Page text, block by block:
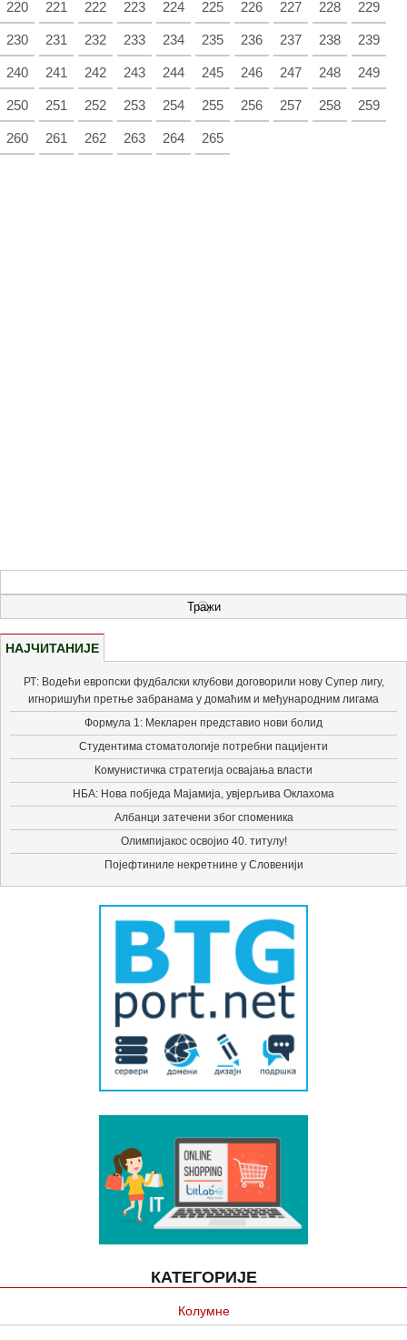
220 221 222 223 224 225 226 227 228 229
230 231 232 233 234 235 236 237 238 239
240 241 242 243 244 245 246 247 248 249
250 251 252 253 254 255 256 257 258 259
260 261 262 263 264 265
НАЈЧИТАНИЈЕ
РТ: Водећи европски фудбалски клубови договорили нову Супер лигу,
игноришући претње забранама у домаћим и међународним лигама
Формула 1: Мекларен представио нови болид
Студентима стоматологије потребни пацијенти
Комунистичка стратегија освајања власти
НБА: Нова побједа Мајамија, увјерљива Оклахома
Албанци затечени због споменика
Олимпијакос освојио 40. титулу!
Појефтиниле некретнине у Словенији
КАТЕГОРИЈЕ
Колумне